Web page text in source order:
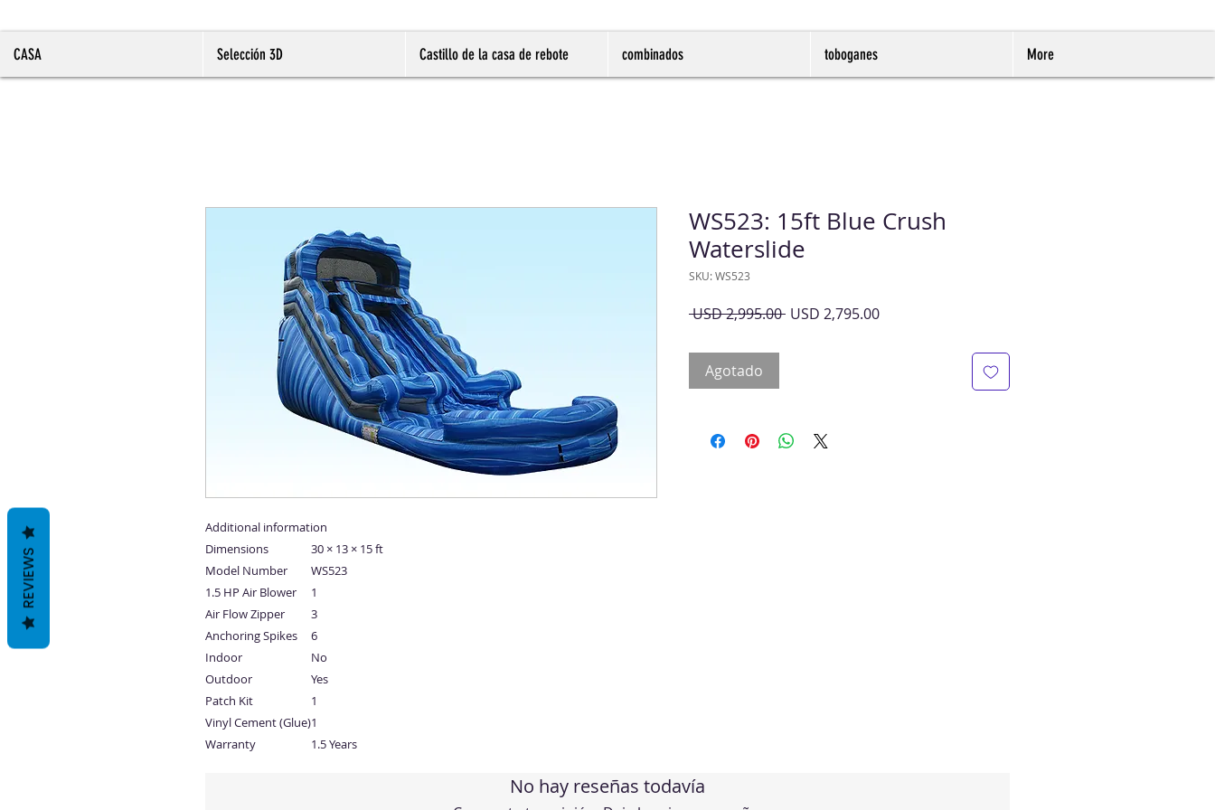
CASA Selección 3D Castillo de la casa de rebote combinados toboganes More
Additional information
Dimensions
30 × 13 × 15 ft
Model Number
WS523
1.5 HP Air Blower
1
Air Flow Zipper
3
Anchoring Spikes
6
Indoor
No
Outdoor
Yes
Patch Kit
1
Vinyl Cement (Glue)1
Warranty
1.5 Years
WS523: 15ft Blue Crush
Waterslide
SKU: WS523
USD 2,995.00 Precio
USD 2,795.00Precio
Agotado
No hay reseñas todavía
REVIEWS